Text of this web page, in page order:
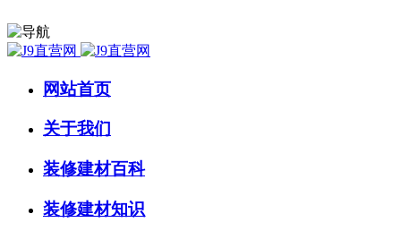
网站首页
关于我们
装修建材百科
装修建材知识